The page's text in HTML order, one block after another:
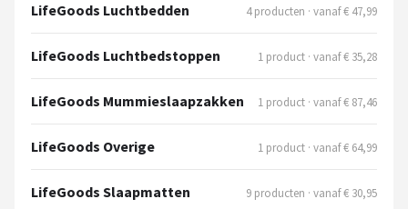
LifeGoods Luchtbedden 4 producten · vanaf € 47,99
LifeGoods Luchtbedstoppen 1 product · vanaf € 35,28
LifeGoods Mummieslaapzakken 1 product · vanaf € 87,46
LifeGoods Overige 1 product · vanaf € 64,99
LifeGoods Slaapmatten 9 producten · vanaf € 30,95